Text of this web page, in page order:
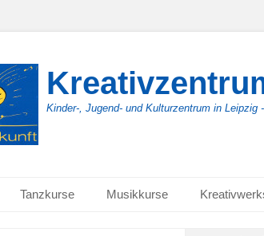
Kinder-, Jugend- und Kulturzentrum in Leipzig
Tanzkurse Musikkurse